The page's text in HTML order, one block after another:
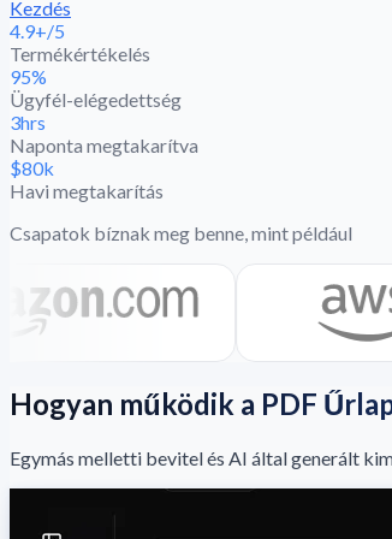
Kezdés
4.9+/5
Termékértékelés
95%
Ügyfél-elégedettség
3hrs
Naponta megtakarítva
$80k
Havi megtakarítás
Csapatok bíznak meg benne, mint például
Hogyan működik a PDF
Egymás melletti bevitel és AI által generált